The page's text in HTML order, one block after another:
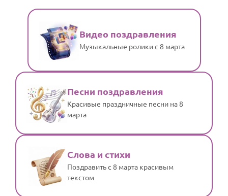
Видео поздравления
Музыкальные ролики с 8 марта
Песни поздравления
Красивые праздничные песни на 8
марта
Слова и стихи
Поздравить с 8 марта красивым
текстом